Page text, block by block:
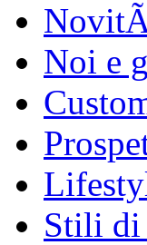
Noi e
Stili di